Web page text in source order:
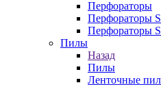
Перфораторы
Перфораторы
Перфораторы
Пилы
Назад
Пилы
Ленточные